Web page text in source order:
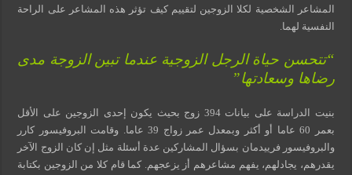
المشاعر الشخصية لكلا الزوجين لتقييم كيف تؤثر هذه المشاعر على الراحة
النفسية لهما.
“تتحسن حياة الرجل الزوجية عندما تبين الزوجة مدى
رضاها وسعادتها”
بنيت الدراسة على بيانات 394 زوج بحيث يكون إحدى الزوجين على الأقل
بعمر 60 عاما أو أكثر وبمعدل عمر زواج 39 عاما. وقامت البروفيسور كارر
والبروفيسور فرييدمان بسؤال المشاركين عدة أسئلة مثل إن كان الزوج الآخر
يقدرهم، يجادلهم، يفهم مشاعرهم أز يزعجهم. كما قام كلا من الزوجين بكتابة